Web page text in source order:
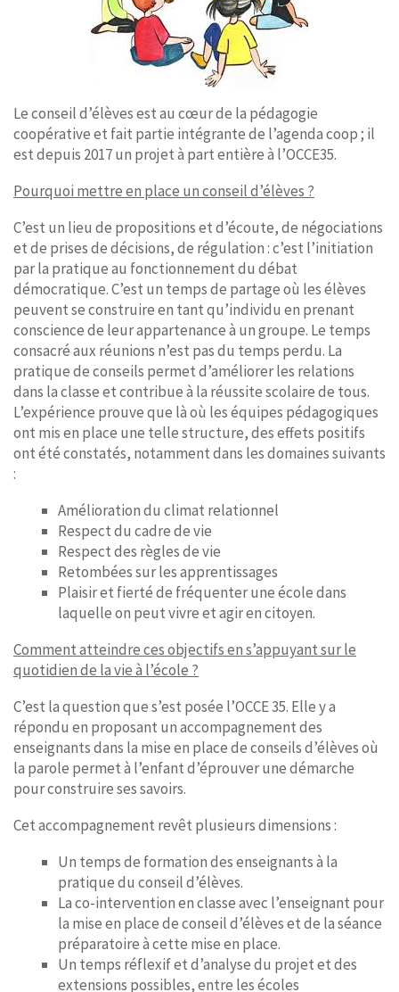
Le conseil d’élèves est au cœur de la pédagogie
coopérative et fait partie intégrante de l’agenda coop ; il
est depuis 2017 un projet à part entière à l’OCCE35.
Pourquoi mettre en place un conseil d’élèves ?
C’est un lieu de propositions et d’écoute, de négociations
et de prises de décisions, de régulation : c’est l’initiation
par la pratique au fonctionnement du débat
démocratique. C’est un temps de partage où les élèves
peuvent se construire en tant qu’individu en prenant
conscience de leur appartenance à un groupe. Le temps
consacré aux réunions n’est pas du temps perdu. La
pratique de conseils permet d’améliorer les relations
dans la classe et contribue à la réussite scolaire de tous.
L’expérience prouve que là où les équipes pédagogiques
ont mis en place une telle structure, des effets positifs
ont été constatés, notamment dans les domaines suivants
:
Amélioration du climat relationnel
Respect du cadre de vie
Respect des règles de vie
Retombées sur les apprentissages
Plaisir et fierté de fréquenter une école dans
laquelle on peut vivre et agir en citoyen.
Comment atteindre ces objectifs en s’appuyant sur le
quotidien de la vie à l’école ?
C’est la question que s’est posée l’OCCE 35. Elle y a
répondu en proposant un accompagnement des
enseignants dans la mise en place de conseils d’élèves où
la parole permet à l’enfant d’éprouver une démarche
pour construire ses savoirs.
Cet accompagnement revêt plusieurs dimensions :
Un temps de formation des enseignants à la
pratique du conseil d’élèves.
La co-intervention en classe avec l’enseignant pour
la mise en place de conseil d’élèves et de la séance
préparatoire à cette mise en place.
Un temps réflexif et d’analyse du projet et des
extensions possibles, entre les écoles